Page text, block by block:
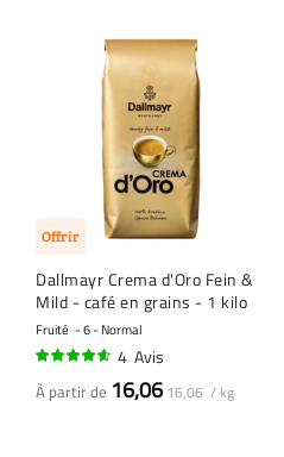
Offrir
Dallmayr Crema d'Oro Fein &
Mild - café en grains - 1 kilo
Fruité 6 - Normal
4 Avis
À partir de 16,06 16,06 / kg